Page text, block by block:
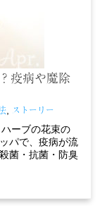
疫病や魔除
ストーリー
ーブの花束の
パで、疫病が流
菌・抗菌・防臭